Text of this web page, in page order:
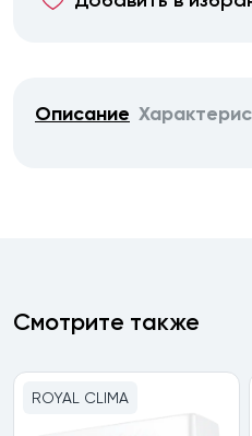
Описание
Смотрите также
ROYAL CLIMA